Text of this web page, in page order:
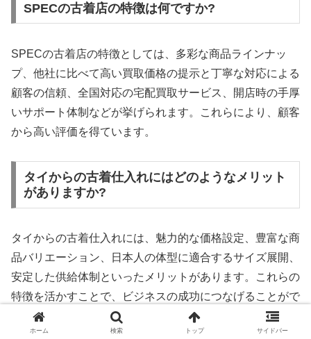
SPECの古着店の特徴は何ですか?
SPECの古着店の特徴としては、多彩な商品ラインナッ
プ、他社に比べて高い買取価格の提示と丁寧な対応による
顧客の信頼、全国対応の宅配買取サービス、開店時の手厚
いサポート体制などが挙げられます。これらにより、顧客
から高い評価を得ています。
タイからの古着仕入れにはどのようなメリット
がありますか?
タイからの古着仕入れには、魅力的な価格設定、豊富な商
品バリエーション、日本人の体型に適合するサイズ展開、
安定した供給体制といったメリットがあります。これらの
特徴を活かすことで、ビジネスの成功につなげることがで
きます。
ホーム 検索 トップ サイドバー